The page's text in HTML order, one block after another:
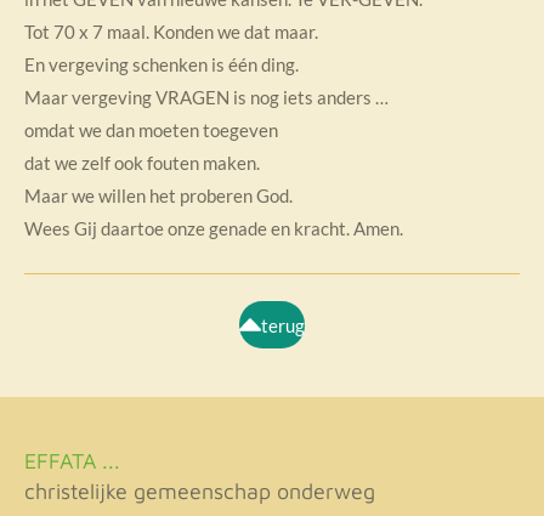
Tot 70 x 7 maal. Konden we dat maar.
En vergeving schenken is één ding.
Maar vergeving VRAGEN is nog iets anders …
omdat we dan moeten toegeven
dat we zelf ook fouten maken.
Maar we willen het proberen God.
Wees Gij daartoe onze genade en kracht. Amen.
terug
EFFATA ...
christelijke gemeenschap onderweg